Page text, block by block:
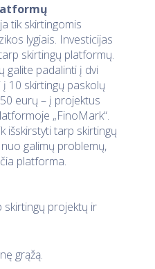
tik skirtingomis
lygiais. Investicijas
skirtingų platformų.
galite padalinti į dvi
10 skirtingų paskolų
eurų – į projektus
„FinoMark“.
išskirstyti tarp skirtingų
galimų problemų,
platforma.
skirtingų projektų ir
grąžą.